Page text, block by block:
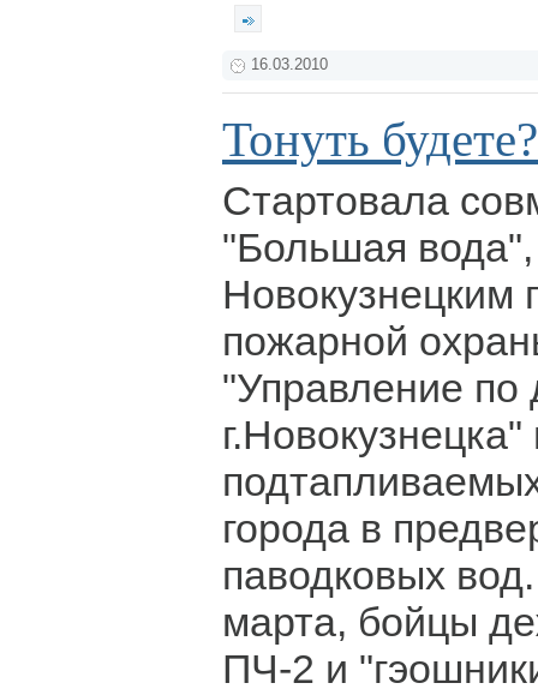
16.03.2010
Тонуть будете?
Стартовала
"Большая
Новокузнецким
пожарной
"Управление
г.Новокузнецка"
города в
паводковых
марта, бойцы
ПЧ-2 и